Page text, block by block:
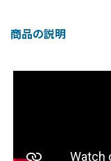
商品の説明